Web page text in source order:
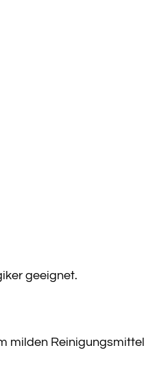
geeignet.
milden Reinigungsmittel